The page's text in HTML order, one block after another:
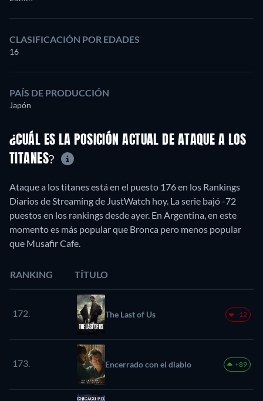
CLASIFICACIÓN POR EDADES
16
PAÍS DE PRODUCCIÓN
Japón
¿CUÁL ES LA POSICIÓN ACTUAL DE ATAQUE A LOS
TITANES?
Ataque a los titanes está en el puesto 176 en los Rankings
Diarios de Streaming de JustWatch hoy. La serie bajó -72
puestos en los rankings desde ayer. En Argentina, en este
momento es más popular que Bronca pero menos popular
que Musafir Cafe.
RANKING TÍTULO
172. The Last of Us -12
173. Encerrado con el diablo +89